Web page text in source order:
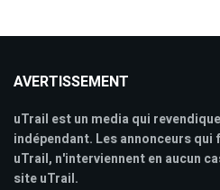
AVERTISSEMENT
uTrail est un media qui
indépendant. Les annonceurs
uTrail, n'interviennent en aucun
site uTrail.